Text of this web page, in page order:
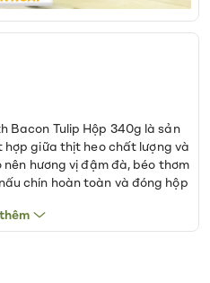
Bacon Tulip Hộp 340g là sản
giữa thịt heo chất lượng và
hương vị đậm đà, béo thơm
chín hoàn toàn và đóng hộp
mang đến vị mặn nhẹ hài
mềm ẩm, phù hợp với nhiều